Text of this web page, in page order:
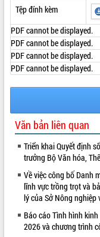
VIDEO
Tệp đính kèm
PDF cannot be displayed.
PDF cannot be displayed.
PDF cannot be displayed.
PDF cannot be displayed.
Văn bản liên quan
Triển khai Quyết định
trưởng Bộ Văn hóa,
Về việc công bố Danh
lĩnh vực trồng trọt và
lý của Sở Nông nghiệp
Báo cáo Tình hình
2026 và chương trình